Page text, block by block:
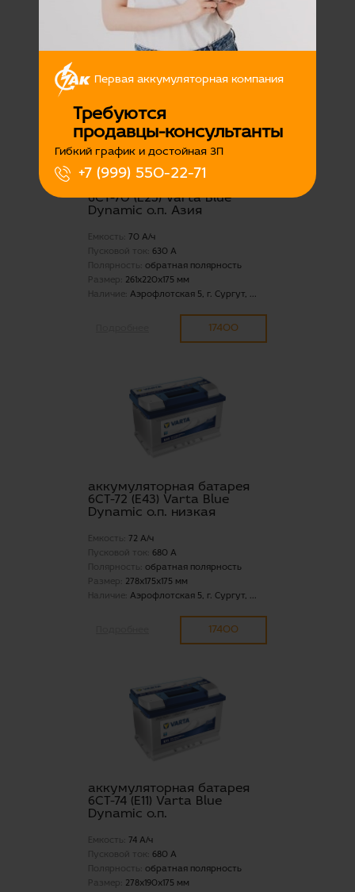
Первая аккумуляторная компания
Требуются
продавцы-консультанты
Гибкий график и достойная ЗП
+7 (999) 550-22-71
Подробнее 15500
6СТ-70 (Е23) Varta Blue
Dynamic о.п. Азия
Емкость: 70 А/ч
Пусковой ток: 630 А
Полярность: обратная полярность
Размер: 261x220x175 мм
Наличие: Аэрофлотская 5, г. Сургут, ...
17400
аккумуляторная батарея
6СТ-72 (E43) Varta Blue
Dynamic о.п. низкая
Емкость: 72 А/ч
Пусковой ток: 680 А
Полярность: обратная полярность
Размер: 278x175x175 мм
Наличие: Аэрофлотская 5, г. Сургут, ...
17400
аккумуляторная батарея
6СТ-74 (E11) Varta Blue
Dynamic о.п.
Емкость: 74 А/ч
Пусковой ток: 680 А
Полярность: обратная полярность
Размер: 278x190x175 мм